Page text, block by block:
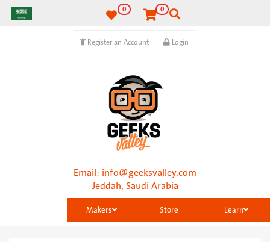
Login
Register an Account
Email: info@geeksvalley.com
Jeddah, Saudi Arabia
Learn
Store
Makers
0 0